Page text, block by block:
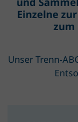
Einzelne
zum
Unser Trenn-